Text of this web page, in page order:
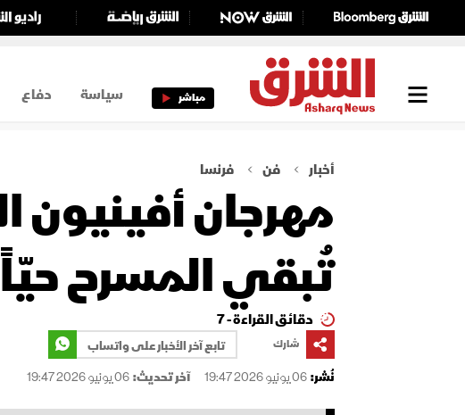
مباشر سياسة دفاع
أخبار فن فرنسا
تُبقي المسرح حيّاً
دقائق القراءة - 7
شارك
تابع آخر الأخبار على واتساب
نُشر:06 يونيو 2026 19:47 آخر تحديث:06 يونيو 2026 19:47